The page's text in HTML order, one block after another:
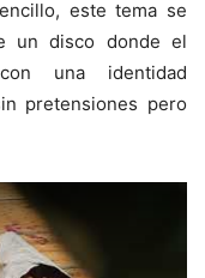
este tema se
un disco donde el
una identidad
pretensiones pero